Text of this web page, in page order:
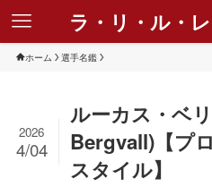
ラ・リ・ル・
ホーム 選手名鑑
ルーカス・ベ
Bergvall)【プ
スタイル】
2026
4/04